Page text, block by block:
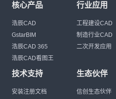
核心产品
浩辰CAD
GstarBIM
浩辰CAD 365
浩辰CAD看图王
行业应用
工程建设CAD
制造行业CAD
二次开发应用
技术支持
安装注册文档
生态伙伴
信创生态伙伴